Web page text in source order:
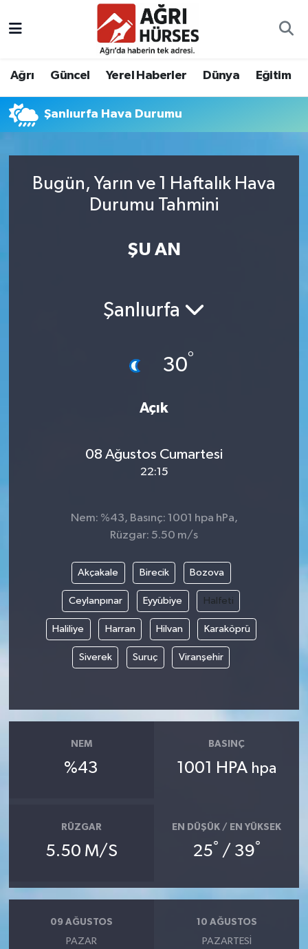
Ağrı Güncel Yerel Haberler Dünya Eğitim
Şanlıurfa Hava Durumu
Bugün, Yarın ve 1 Haftalık Hava
Durumu Tahmini
ŞU AN
Şanlıurfa
30°
Açık
08 Ağustos Cumartesi
22:15
Nem: %43, Basınç: 1001 hpa hPa,
Rüzgar: 5.50 m/s
Akçakale Birecik Bozova
Ceylanpınar Eyyübiye Halfeti
Haliliye Harran Hilvan Karaköprü
Siverek Suruç Viranşehir
NEM
%43
BASINÇ
1001 HPA hpa
RÜZGAR
5.50 M/S
EN DÜŞÜK / EN YÜKSEK
25° / 39°
09 AĞUSTOS
PAZAR
10 AĞUSTOS
PAZARTESI
Hava Durumu
Süper Lig Puan Durumu ve Fikstür
Tüm Manşetler
Son Dakika Haberleri